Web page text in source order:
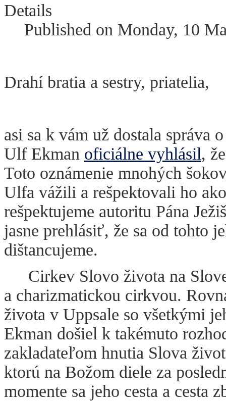
Details
Published on Monday, 10
Drahí bratia a sestry, priatelia,
asi sa k vám už dostala správa
Ulf Ekman oficiálne vyhlásil,
Toto oznámenie mnohých
Ulfa vážili a rešpektovali ho
rešpektujeme autoritu Pána
jasne prehlásiť, že sa od tohto
dištancujeme.
Cirkev Slovo života na
a charizmatickou cirkvou.
života v Uppsale so všetkými
Ekman došiel k takémuto
zakladateľom hnutia Slova
ktorú na Božom diele za
momente sa jeho cesta a cesta